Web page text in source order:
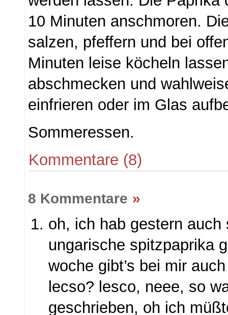
10 Minuten anschmoren.
salzen, pfeffern und bei
Minuten leise köcheln
abschmecken und
einfrieren oder im Glas
Sommeressen.
Kommentare (8)
8 Kommentare »
oh, ich hab gestern auch
ungarische spitzpaprika
woche gibt’s bei mir
lecso? lesco, neee, so
geschrieben, oh ich